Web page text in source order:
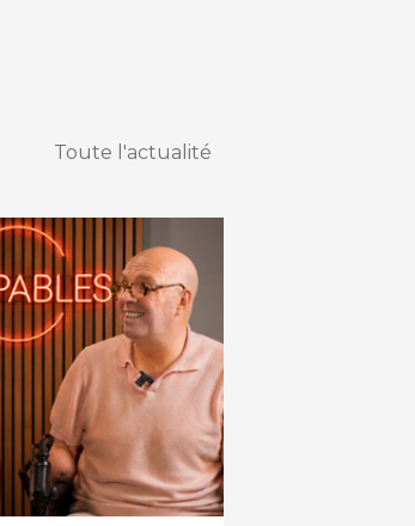
Toute l'actualité